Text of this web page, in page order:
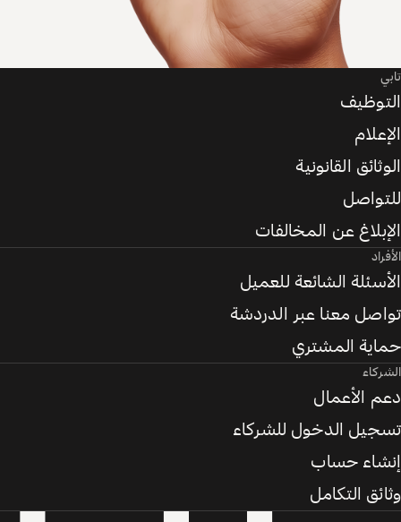
تابي
التوظيف
الإعلام
الوثائق القانونية
للتواصل
الإبلاغ عن المخالفات
الأفراد
الأسئلة الشائعة للعميل
تواصل معنا عبر الدردشة
حماية المشتري
الشركاء
دعم الأعمال
تسجيل الدخول للشركاء
إنشاء حساب
وثائق التكامل